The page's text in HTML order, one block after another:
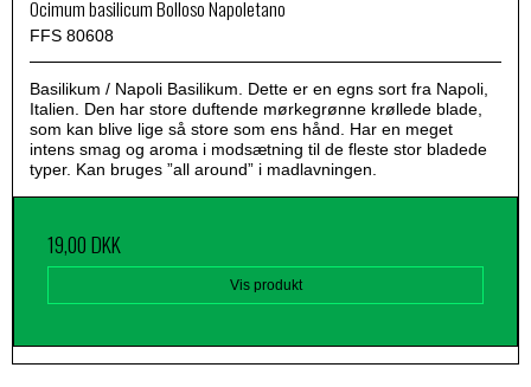
Ocimum basilicum Bolloso Napoletano
FFS 80608
Basilikum / Napoli Basilikum. Dette er en egns sort fra Napoli,
Italien. Den har store duftende mørkegrønne krøllede blade,
som kan blive lige så store som ens hånd. Har en meget
intens smag og aroma i modsætning til de fleste stor bladede
typer. Kan bruges ”all around” i madlavningen.
19,00 DKK
Vis produkt